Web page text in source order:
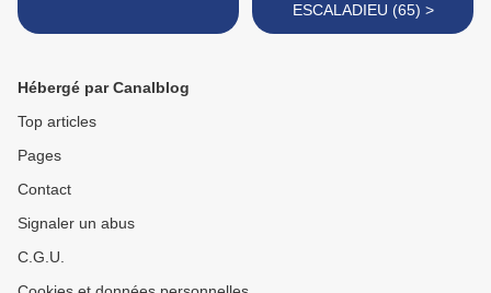
ESCALADIEU (65) >
Hébergé par Canalblog
Top articles
Pages
Contact
Signaler un abus
C.G.U.